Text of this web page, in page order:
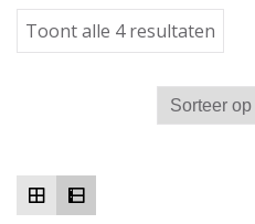
Toont alle 4 resultaten
op
prijs:
laag